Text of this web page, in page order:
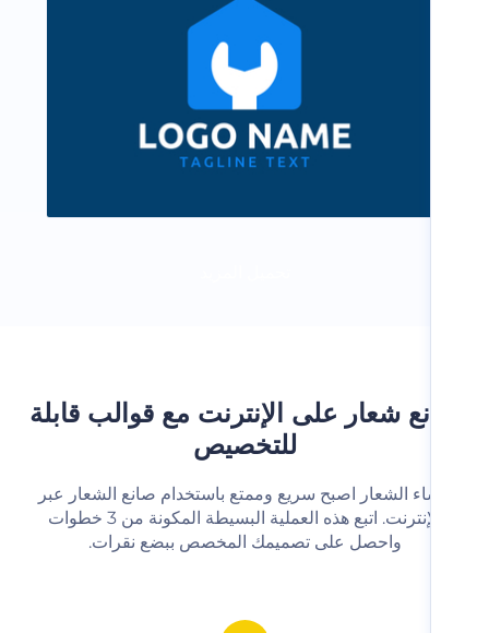
شعار على الإنترنت مع قوالب قابلة
للتخصيص
الشعار اصبح سريع وممتع باستخدام صانع الشعار عبر
الإنترنت. اتبع هذه العملية البسيطة المكونة من 3 خطوات
واحصل على تصميمك المخصص ببضع نقرات.‬